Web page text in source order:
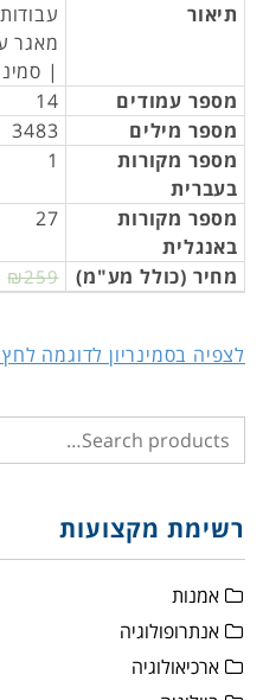
תיאור
מאגר
|
מספר עמודים
14
מספר מילים
3483
מספר מקורות
בעברית
1
מספר מקורות
באנגלית
27
מחיר (כולל מע"מ) ₪259
לצפיה בסמינריון לדוגמה
רשימת מקצועות
אמנות
אנתרופולוגיה
ארכיאולוגיה